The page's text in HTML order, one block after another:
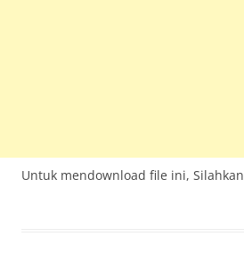
Untuk mendownload file ini, Silahkan